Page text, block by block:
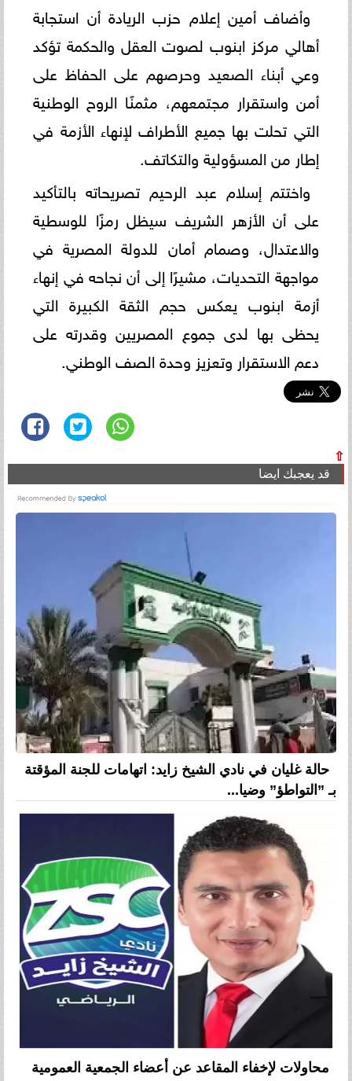
وأضاف أمين إعلام حزب الريادة أن استجابة
أهالي مركز ابنوب لصوت العقل والحكمة تؤكد
وعي أبناء الصعيد وحرصهم على الحفاظ على
أمن واستقرار مجتمعهم، مثمنًا الروح الوطنية
التي تحلت بها جميع الأطراف لإنهاء الأزمة في
إطار من المسؤولية والتكاتف.
واختتم إسلام عبد الرحيم تصريحاته بالتأكيد
على أن الأزهر الشريف سيظل رمزًا للوسطية
والاعتدال، وصمام أمان للدولة المصرية في
مواجهة التحديات، مشيرًا إلى أن نجاحه في إنهاء
أزمة ابنوب يعكس حجم الثقة الكبيرة التي
يحظى بها لدى جموع المصريين وقدرته على
دعم الاستقرار وتعزيز وحدة الصف الوطني.
⇧
قد يعجبك ايضا
حالة غليان في نادي الشيخ زايد: اتهامات للجنة المؤقتة
بـ ”التواطؤ” وضيا...
محاولات لإخفاء المقاعد عن أعضاء الجمعية العمومية